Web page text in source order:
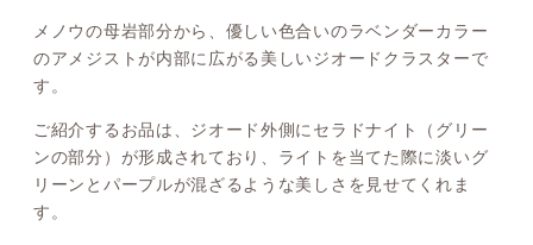
メノウの母岩部分から、優しい色合いのラベンダーカラー
のアメジストが内部に広がる美しいジオードクラスターで
す。
ご紹介するお品は、ジオード外側にセラドナイト（グリー
ンの部分）が形成されており、ライトを当てた際に淡いグ
リーンとパープルが混ざるような美しさを見せてくれま
す。